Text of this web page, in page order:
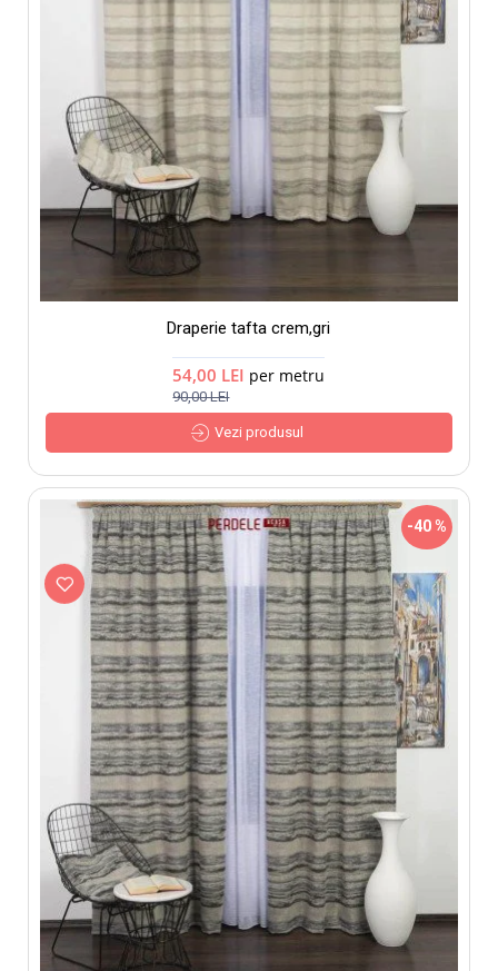
Draperie tafta crem,gri
54,00 LEI per metru
90,00 LEI
Vezi produsul
-40 %